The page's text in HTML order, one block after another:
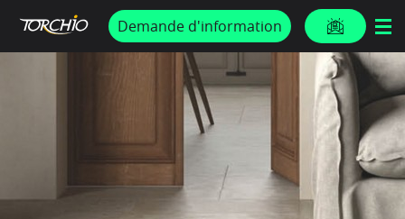
PROMOS & ACTUSDemande d'information